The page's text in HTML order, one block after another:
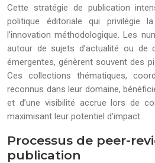
Cette stratégie de publication
politique éditoriale qui privilégie
l’innovation méthodologique. Les
autour de sujets d’actualité ou de
émergentes, génèrent souvent des
Ces collections thématiques,
reconnus dans leur domaine,
et d’une visibilité accrue lors de
maximisant leur potentiel d’impact.
Processus de peer-
publication